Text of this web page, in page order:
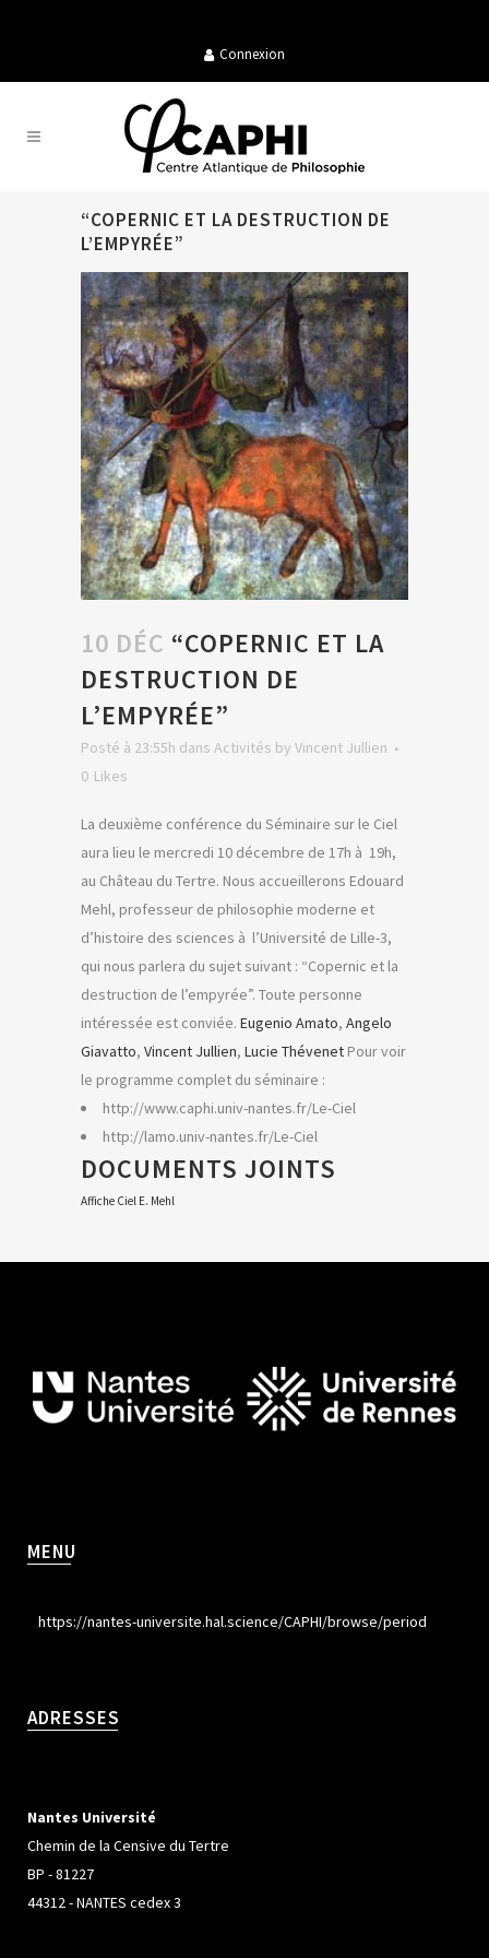
Connexion
“COPERNIC ET LA DESTRUCTION DE
L’EMPYRÉE”
10 DÉC “COPERNIC ET LA
DESTRUCTION DE
L’EMPYRÉE”
Posté à 23:55h dans Activités by Vincent Jullien
0 Likes
La deuxième conférence du Séminaire sur le Ciel
aura lieu le mercredi 10 décembre de 17h à 19h,
au Château du Tertre. Nous accueillerons Edouard
Mehl, professeur de philosophie moderne et
d’histoire des sciences à l’Université de Lille-3,
qui nous parlera du sujet suivant : “Copernic et la
destruction de l’empyrée”. Toute personne
intéressée est conviée. Eugenio Amato, Angelo
Giavatto, Vincent Jullien, Lucie Thévenet Pour voir
le programme complet du séminaire :
http://www.caphi.univ-nantes.fr/Le-Ciel
http://lamo.univ-nantes.fr/Le-Ciel
DOCUMENTS JOINTS
Affiche Ciel E. Mehl
MENU
https://nantes-universite.hal.science/CAPHI/browse/period
ADRESSES
Nantes Université
Chemin de la Censive du Tertre
BP - 81227
44312 - NANTES cedex 3